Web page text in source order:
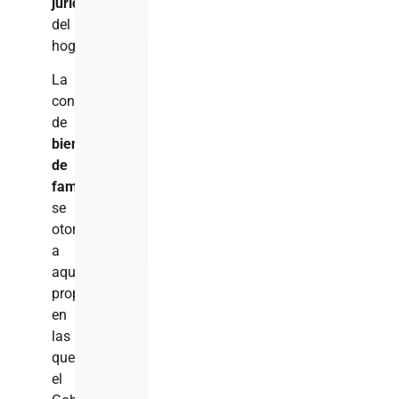
del
hogar.
La
condición
de
bien
de
familia
se
otorga
a
aquellas
propiedades
en
las
que
el